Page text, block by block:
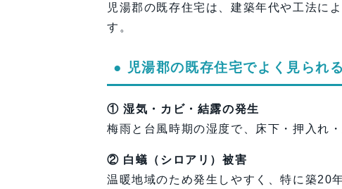
児湯郡の既存住宅は、建築年代や工法に
す。
● 児湯郡の既存住宅でよく見られ
① 湿気・カビ・結露の発生
梅雨と台風時期の湿度で、床下・押入れ
② 白蟻（シロアリ）被害
温暖地域のため発生しやすく、特に築20